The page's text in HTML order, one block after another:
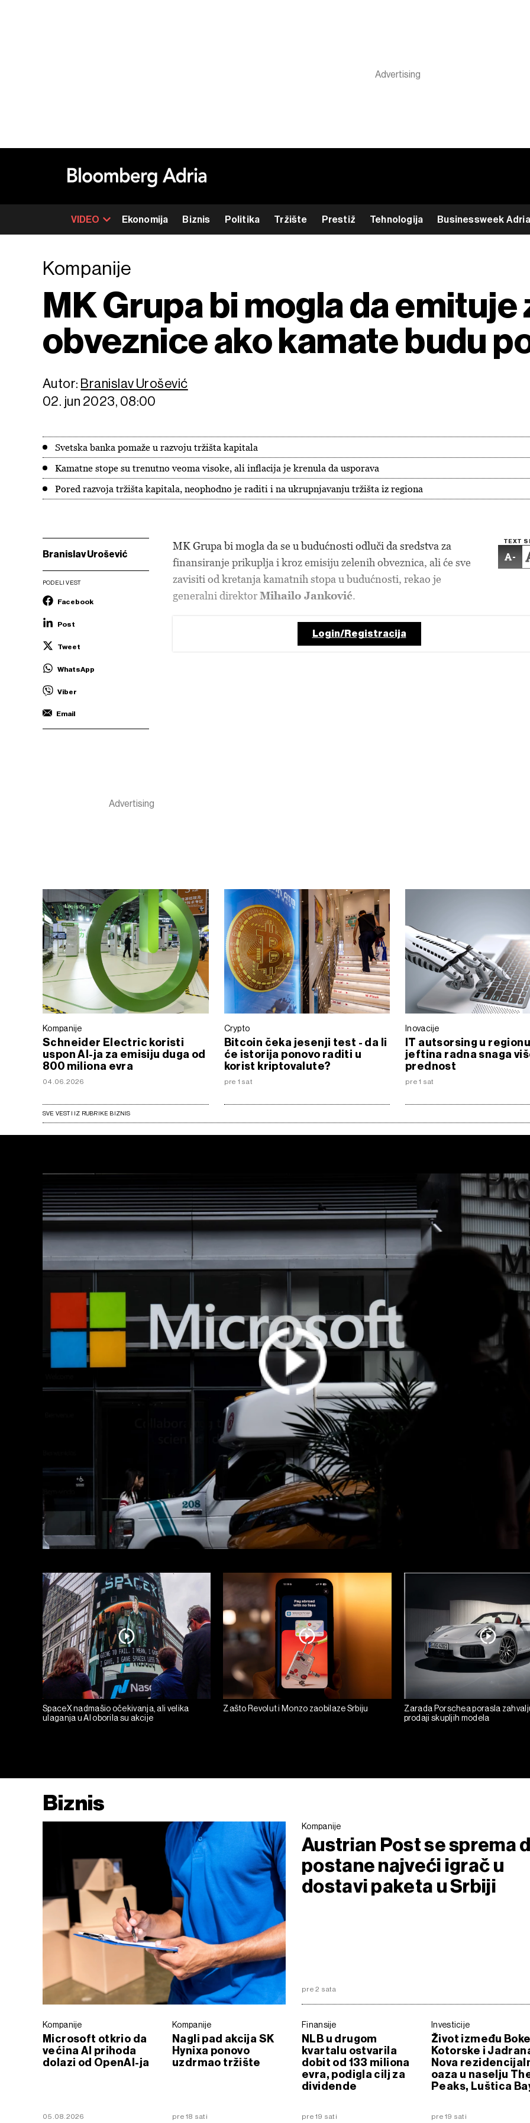
VIDEO Ekonomija Biznis Politika Tržište Prestiž Tehnologija Businessweek Adria
Kompanije
MK Grupa bi mogla da emituje
obveznice ako kamate budu
Autor: Branislav Urošević
02. jun 2023, 08:00
Svetska banka pomaže u razvoju tržišta kapitala
Kamatne stope su trenutno veoma visoke, ali inflacija je krenula da usporava
Pored razvoja tržišta kapitala, neophodno je raditi i na ukrupnjavanju tržišta iz regiona
Branislav Urošević
PODELI VEST
Facebook
Post
Tweet
WhatsApp
Viber
Email
TEXT
-
MK Grupa bi mogla da se u budućnosti odluči da sredstva za
finansiranje prikuplja i kroz emisiju zelenih obveznica, ali će sve
zavisiti od kretanja kamatnih stopa u budućnosti, rekao je
generalni direktorMihailo Janković.
Login/Registracija
Kompanije
Schneider Electric koristi
uspon AI-ja za emisiju duga od
800 miliona evra
04.06.2026
Crypto
Bitcoin čeka jesenji test - da li
će istorija ponovo raditi u
korist kriptovalute?
pre 1 sat
Inovacije
IT autsorsing u
jeftina radna snaga
prednost
pre 1 sat
SVE VESTI IZ RUBRIKE BIZNIS
SpaceX nadmašio očekivanja, ali velika
ulaganja u AI oborila su akcije
Zašto Revolut i Monzo zaobilaze Srbiju
Zarada Porschea porasla
prodaji skupljih modela
Biznis
Kompanije
Austrian Post se sprema
postane najveći igrač u
dostavi paketa u Srbiji
pre 2 sata
Kompanije
Microsoft otkrio da
većina AI prihoda
dolazi od OpenAI-ja
05.08.2026
Kompanije
Nagli pad akcija SK
Hynixa ponovo
uzdrmao tržište
pre 18 sati
Finansije
NLB u drugom
kvartalu ostvarila
dobit od 133 miliona
evra, podigla cilj za
dividende
pre 19 sati
Investicije
Život između Boke
Kotorske i
Nova
oaza u naselju
Peaks, Luštica
pre 19 sati